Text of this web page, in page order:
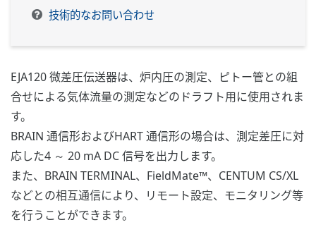
技術的なお問い合わせ
EJA120 微差圧伝送器は、炉内圧の測定、ピトー管との組
合せによる気体流量の測定などのドラフト用に使用されま
す。
BRAIN 通信形およびHART 通信形の場合は、測定差圧に対
応した4 ～ 20 mA DC 信号を出力します。
また、BRAIN TERMINAL、FieldMate™、CENTUM CS/XL
などとの相互通信により、リモート設定、モニタリング等
を行うことができます。